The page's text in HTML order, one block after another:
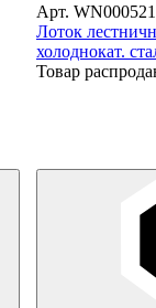
Арт.
Лоток
холоднокат.
Товар